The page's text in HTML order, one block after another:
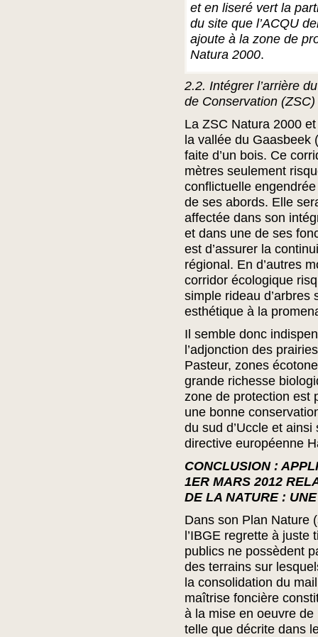
et en liseré vert la
du site que l’ACQU
ajoute à la zone de
Natura 2000.
2.2. Intégrer l’arrière
de Conservation
La ZSC Natura 2000
la vallée du Gaasbeek
faite d’un bois. Ce
mètres seulement
conflictuelle
de ses abords. Elle
affectée dans son
et dans une de ses
est d’assurer la
régional. En d’autres
corridor écologique
simple rideau d’arbres
esthétique à la
Il semble donc
l’adjonction des
Pasteur, zones
grande richesse
zone de protection est
une bonne
du sud d’Uccle et
directive européenne
CONCLUSION :
1ER MARS 2012
DE LA NATURE :
Dans son Plan Nature
l’IBGE regrette à
publics ne possèdent
des terrains sur
la consolidation du
maîtrise foncière
à la mise en oeuvre
telle que décrite dans